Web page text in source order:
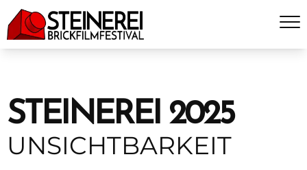
STEINEREI 2025
UNSICHTBARKEIT